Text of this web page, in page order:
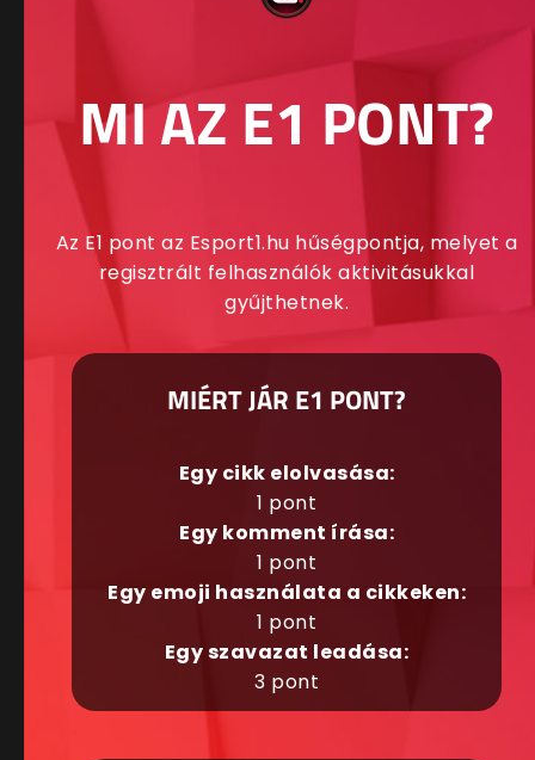
MI AZ E1 PONT?
Az E1 pont az Esport1.hu hűségpontja, melyet a
regisztrált felhasználók aktivitásukkal
gyűjthetnek.
MIÉRT JÁR E1 PONT?
Egy cikk elolvasása:
1 pont
Egy komment írása:
1 pont
Egy emoji használata a cikkeken:
1 pont
Egy szavazat leadása:
3 pont